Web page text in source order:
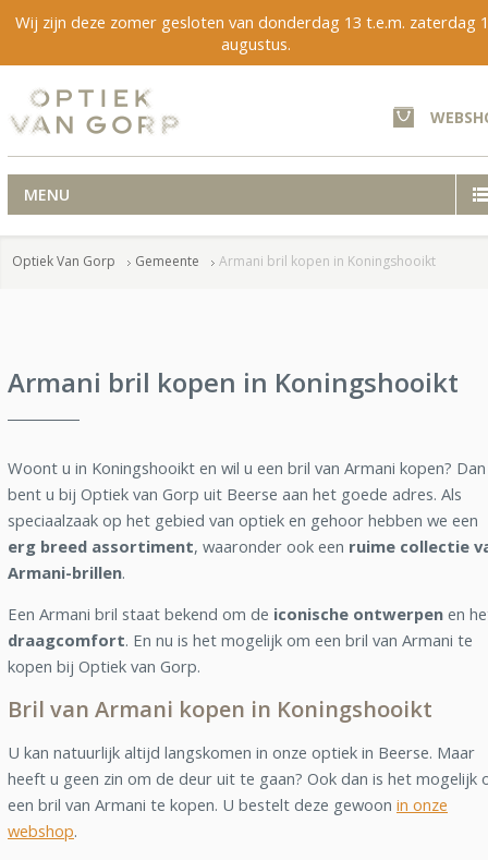
Wij zijn deze zomer gesloten van donderdag 13 t.e.m. zaterdag
augustus.
MENU
Optiek Van Gorp Gemeente Armani bril kopen in Koningshooikt
Armani bril kopen in Koningshooikt
Woont u in Koningshooikt en wil u een bril van Armani kopen? Dan
bent u bij Optiek van Gorp uit Beerse aan het goede adres. Als
speciaalzaak op het gebied van optiek en gehoor hebben we een
erg breed assortiment, waaronder ook een ruime collectie
Armani-brillen.
Een Armani bril staat bekend om de iconische ontwerpen en
draagcomfort. En nu is het mogelijk om een bril van Armani te
kopen bij Optiek van Gorp.
Bril van Armani kopen in Koningshooikt
U kan natuurlijk altijd langskomen in onze optiek in Beerse. Maar
heeft u geen zin om de deur uit te gaan? Ook dan is het mogelijk
een bril van Armani te kopen. U bestelt deze gewoon in onze
webshop.